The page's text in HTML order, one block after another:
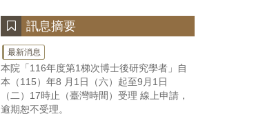
訊息摘要
最新消息
本院「116年度第1梯次博士後研究學者」自
本（115）年8 月1日（六）起至9月1日
（二）17時止（臺灣時間）受理 線上申請，
逾期恕不受理。